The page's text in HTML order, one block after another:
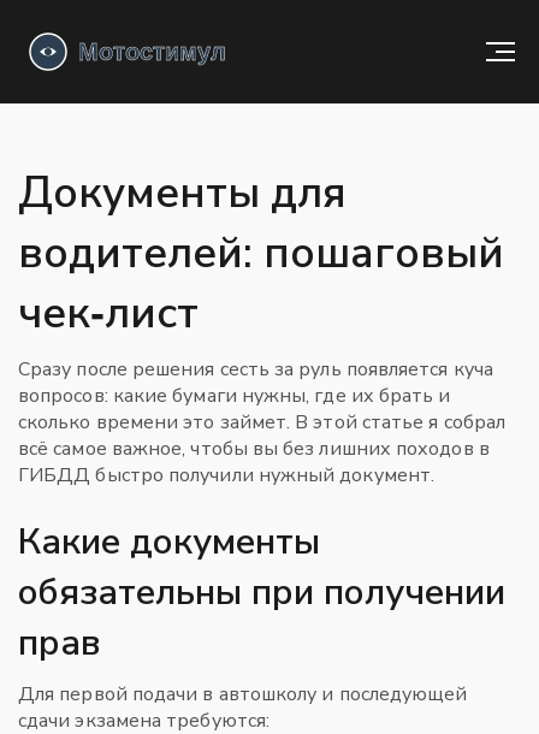
Документы для
водителей: пошаговый
чек‑лист
Сразу после решения сесть за руль появляется куча
вопросов: какие бумаги нужны, где их брать и
сколько времени это займет. В этой статье я собрал
всё самое важное, чтобы вы без лишних походов в
ГИБДД быстро получили нужный документ.
Какие документы
обязательны при получении
прав
Для первой подачи в автошколу и последующей
сдачи экзамена требуются: